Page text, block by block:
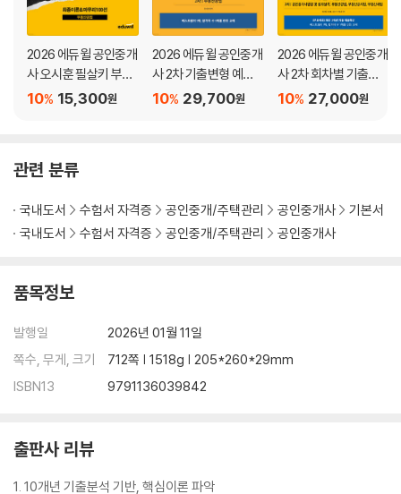
제1절 개발행위허가
제2절 개발행위에 따른 기반시설 설치
CHAPTER 08 보칙 및 벌칙 등
제1절 도시계획위원회
PART 2 도시개발법
CHAPTER 01 총칙
제1절 개념
CHAPTER 02 도시개발계획 및 구역 지정
제2절 도시개발구역 지정
CHAPTER 03 도시개발사업
제3절 도시개발사업의 시행
CHAPTER 04 비용부담 등
2026 에듀윌 공인중개
사 오시훈 필살키 부동
산공법15,300원
10%
2026 에듀윌 공인중개
사 2차 기출변형 예상
문제집 부동산공법
29,700원
10%
2026 에듀윌 공인중개
사 2차 회차별 기출문
제집 27,000원
10%
관련 분류
국내도서 수험서 자격증 공인중개/주택관리 공인중개사
기본서
국내도서
수험서 자격증 공인중개/주택관리 공인중개사
품목정보
발행일
2026년 01월 11일
쪽수, 무게, 크기
712쪽 | 1518g | 205*260*29mm
ISBN13
9791136039842
출판사 리뷰
1. 10개년 기출분석 기반, 핵심이론 파악